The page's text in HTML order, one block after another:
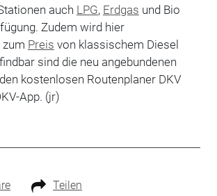
auch LPG, Erdgas und Bio
Zudem wird hier
Preis von klassischem Diesel
sind die neu angebundenen
kostenlosen Routenplaner DKV
App. (jr)
Teilen